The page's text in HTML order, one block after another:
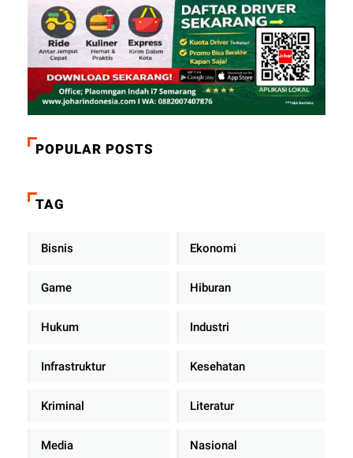
POPULAR POSTS
TAG
Bisnis Ekonomi
Game Hiburan
Hukum Industri
Infrastruktur Kesehatan
Kriminal Literatur
Media Nasional